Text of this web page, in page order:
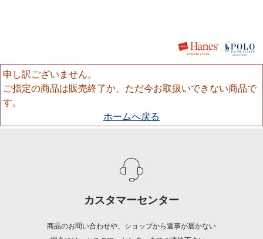
申し訳ございません。
ご指定の商品は販売終了か、ただ今お取扱いできない商品で
す。
ホームへ戻る
カスタマーセンター
商品のお問い合わせや、ショップから返事が届かない